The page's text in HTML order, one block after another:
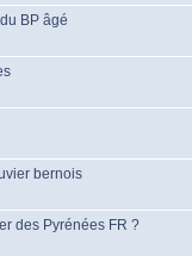
BP âgé
bernois
des Pyrénées FR ?